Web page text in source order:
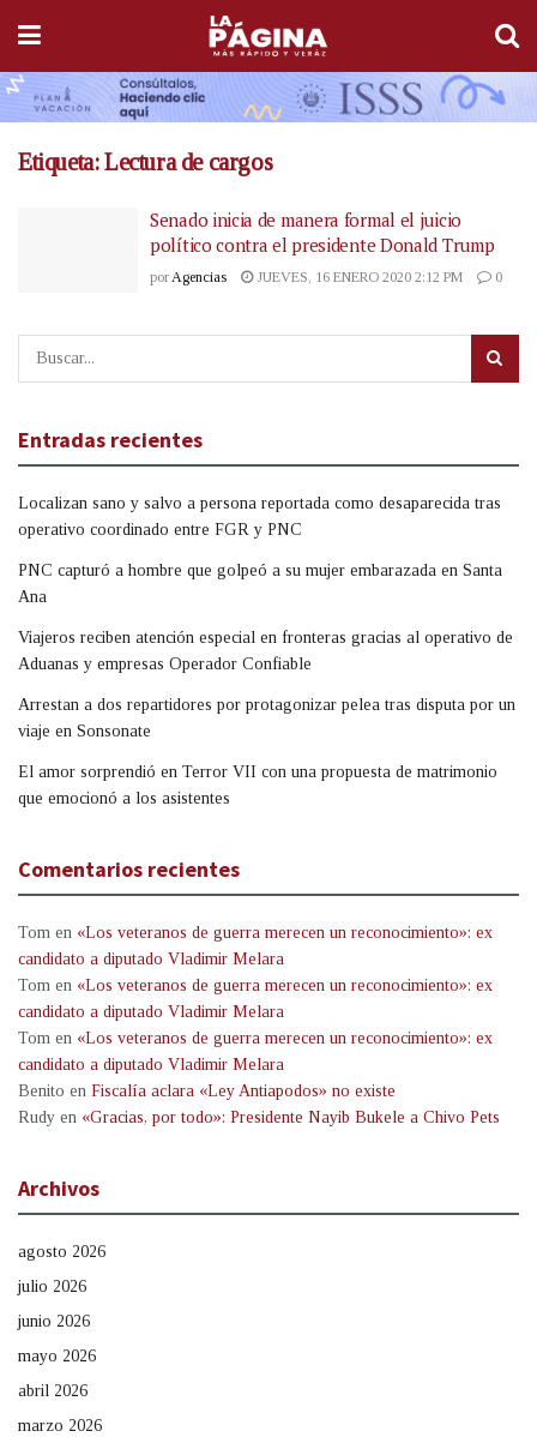
Etiqueta:Lectura de cargos
Senado inicia de manera formal el juicio
político contra el presidente Donald Trump
por Agencias JUEVES, 16 ENERO 2020 2:12 PM 0
Entradas recientes
Localizan sano y salvo a persona reportada como desaparecida tras
operativo coordinado entre FGR y PNC
PNC capturó a hombre que golpeó a su mujer embarazada en Santa
Ana
Viajeros reciben atención especial en fronteras gracias al operativo de
Aduanas y empresas Operador Confiable
Arrestan a dos repartidores por protagonizar pelea tras disputa por un
viaje en Sonsonate
El amor sorprendió en Terror VII con una propuesta de matrimonio
que emocionó a los asistentes
Comentarios recientes
Tom en «Los veteranos de guerra merecen un reconocimiento»: ex
candidato a diputado Vladimir Melara
Tom en «Los veteranos de guerra merecen un reconocimiento»: ex
candidato a diputado Vladimir Melara
Tom en «Los veteranos de guerra merecen un reconocimiento»: ex
candidato a diputado Vladimir Melara
Benito en Fiscalía aclara «Ley Antiapodos» no existe
Rudy en «Gracias, por todo»: Presidente Nayib Bukele a Chivo Pets
Archivos
agosto 2026
julio 2026
junio 2026
mayo 2026
abril 2026
marzo 2026